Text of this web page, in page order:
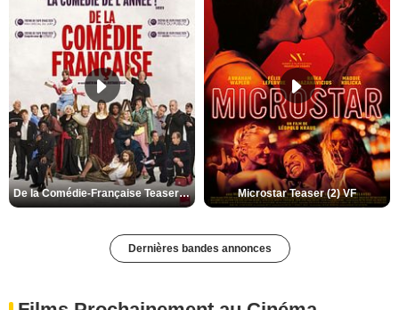
De la Comédie-Française Teaser (3) VF Microstar Teaser (2) VF
Dernières bandes annonces